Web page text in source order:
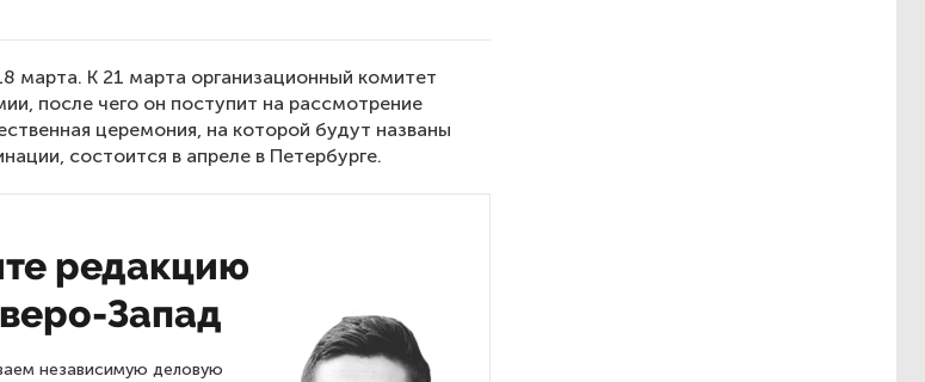
марта. К 21 марта организационный комитет
после чего он поступит на рассмотрение
церемония, на которой будут названы
состоится в апреле в Петербурге.
редакцию
Запад
независимую деловую